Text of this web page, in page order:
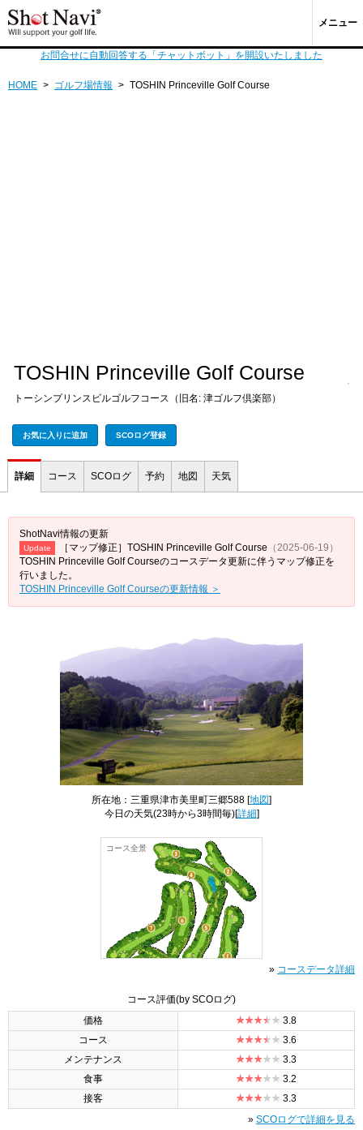
メニュー
お問合せに自動回答する「チャットボット」を開設いたしました
HOME > ゴルフ場情報 > TOSHIN Princeville Golf Course
TOSHIN Princeville Golf Course
トーシンプリンスビルゴルフコース（旧名: 津ゴルフ倶楽部）
お気に入りに追加 SCOログ登録
詳細 コース SCOログ 予約 地図 天気
ShotNavi情報の更新
Update ［マップ修正］TOSHIN Princeville Golf Course （2025-06-19）
TOSHIN Princeville Golf Courseのコースデータ更新に伴うマップ修正を
行いました。
TOSHIN Princeville Golf Courseの更新情報 ＞
所在地：三重県津市美里町三郷588 [地図]
今日の天気(23時から3時間毎)[詳細]
コース全景
» コースデータ詳細
コース評価(by SCOログ)
価格
3.8
コース
3.6
メンテナンス
3.3
食事
3.2
接客
3.3
» SCOログで詳細を見る